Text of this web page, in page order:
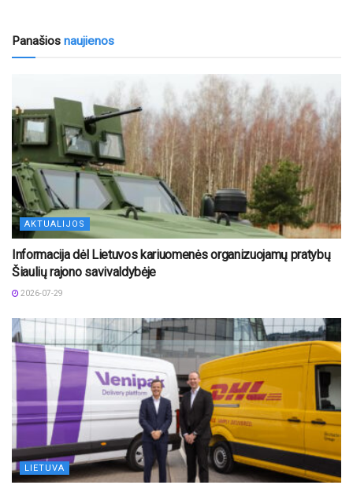
Panašios naujienos
AKTUALIJOS
Informacija dėl Lietuvos kariuomenės organizuojamų pratybų
Šiaulių rajono savivaldybėje
2026-07-29
LIETUVA